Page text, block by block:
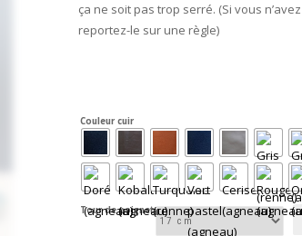
ça ne soit pas trop serré. (Si vous
reportez-le sur une règle)
Couleur cuir
Tour de poignet